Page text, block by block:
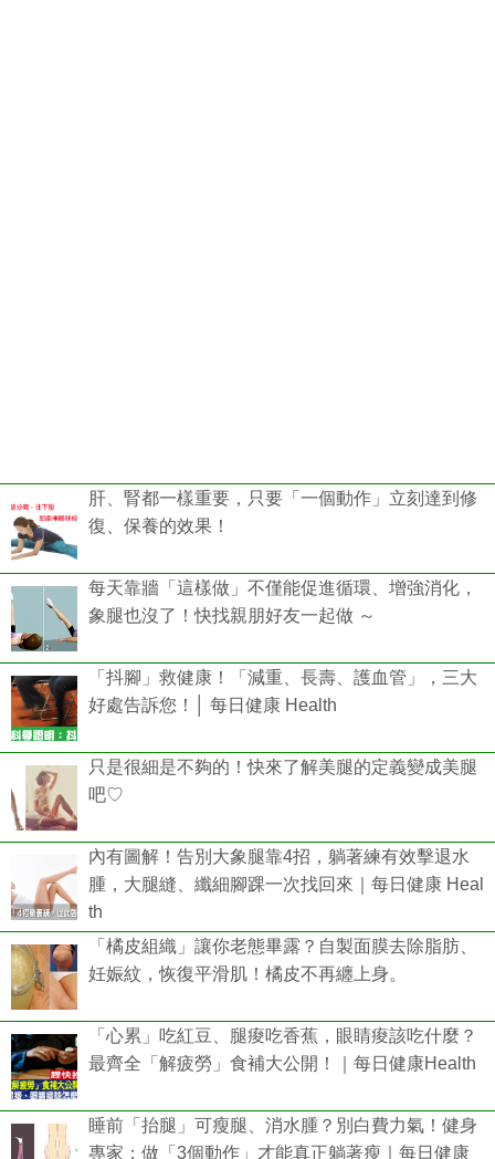
肝、腎都一樣重要，只要「一個動作」立刻達到修
復、保養的效果！
每天靠牆「這樣做」不僅能促進循環、增強消化，
象腿也沒了！快找親朋好友一起做 ～
「抖腳」救健康！「減重、長壽、護血管」，三大
好處告訴您！│ 每日健康 Health
只是很細是不夠的！快來了解美腿的定義變成美腿
吧♡
內有圖解！告別大象腿靠4招，躺著練有效擊退水
腫，大腿縫、纖細腳踝一次找回來｜每日健康 Heal
th
「橘皮組織」讓你老態畢露？自製面膜去除脂肪、
妊娠紋，恢復平滑肌！橘皮不再纏上身。
「心累」吃紅豆、腿痠吃香蕉，眼睛痠該吃什麼？
最齊全「解疲勞」食補大公開！｜每日健康Health
睡前「抬腿」可瘦腿、消水腫？別白費力氣！健身
專家：做「3個動作」才能真正躺著瘦｜每日健康